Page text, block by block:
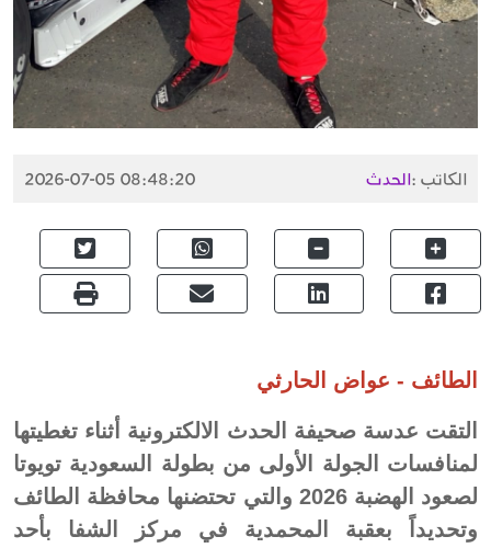
الكاتب :الحدث 2026-07-05 08:48:20
الطائف - عواض الحارثي
التقت عدسة صحيفة الحدث الالكترونية أثناء تغطيتها
لمنافسات الجولة الأولى من بطولة السعودية تويوتا
لصعود الهضبة 2026 والتي تحتضنها محافظة الطائف
وتحديداً بعقبة المحمدية في مركز الشفا بأحد